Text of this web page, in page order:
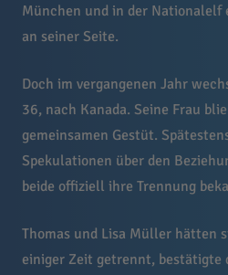
München und in der Nationalelf
an seiner Seite.
Doch im vergangenen Jahr
36, nach Kanada. Seine Frau
gemeinsamen Gestüt.
Spekulationen über den
beide offiziell ihre Trennung
Thomas und Lisa Müller hätten
einiger Zeit getrennt, bestätigte